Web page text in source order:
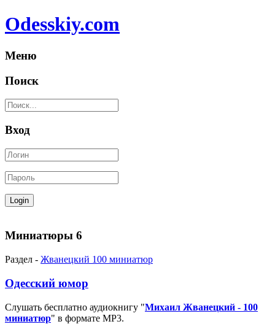
Odesskiy.com
Меню
Поиск
Вход
Миниатюры 6
Раздел - Жванецкий 100 миниатюр
Одесский юмор
Слушать бесплатно аудиокнигу "Михаил Жванецкий - 100
миниатюр" в формате MP3.